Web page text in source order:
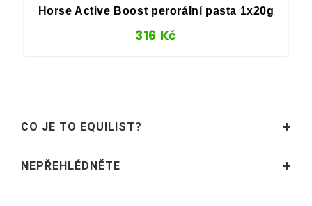
Horse Active Boost perorální pasta 1x20g
316 Kč
CO JE TO EQUILIST?
NEPŘEHLÉDNĚTE